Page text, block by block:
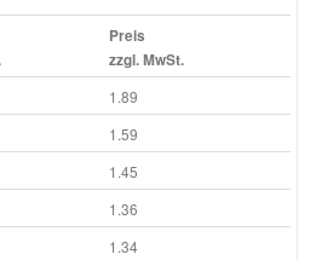
Preis
zzgl. MwSt.
1.89
1.59
1.45
1.36
1.34